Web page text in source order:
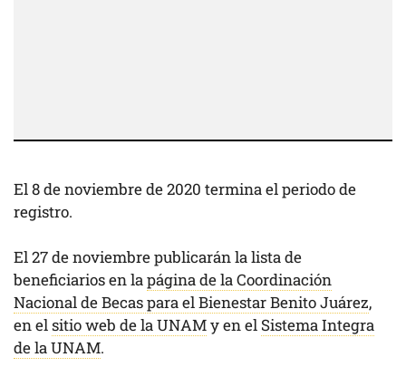
El 8 de noviembre de 2020 termina el periodo de
registro.
El 27 de noviembre publicarán la lista de
beneficiarios en lapágina de la Coordinación
Nacional de Becas para el Bienestar Benito Juárez,
en elsitio web de la UNAMy en el Sistema Integra
de la UNAM.